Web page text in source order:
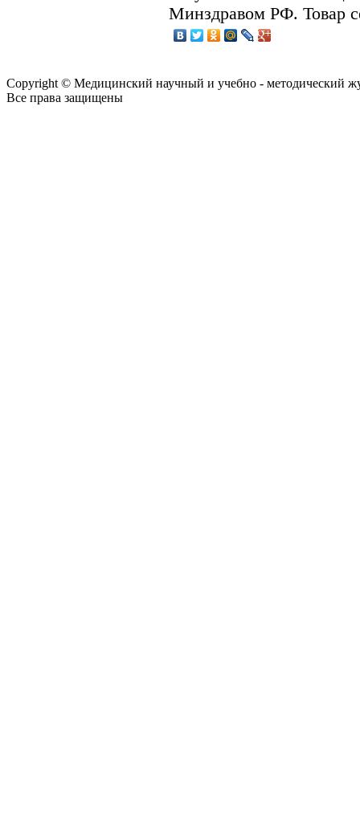
Минздравом РФ. Товар
Copyright © Медицинский научный и учебно - методический
Все права защищены